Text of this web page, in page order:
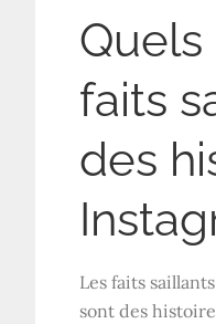
faits
des
Les faits
sont des